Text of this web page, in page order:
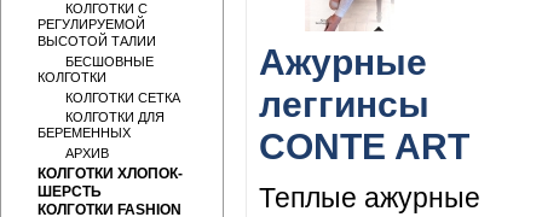
КОЛГОТКИ С
РЕГУЛИРУЕМОЙ
ВЫСОТОЙ ТАЛИИ
БЕСШОВНЫЕ
КОЛГОТКИ
КОЛГОТКИ СЕТКА
КОЛГОТКИ ДЛЯ
БЕРЕМЕННЫХ
АРХИВ
КОЛГОТКИ ХЛОПОК-
ШЕРСТЬ
КОЛГОТКИ FASHION
Ажурные
леггинсы
CONTE ART
Теплые ажурные